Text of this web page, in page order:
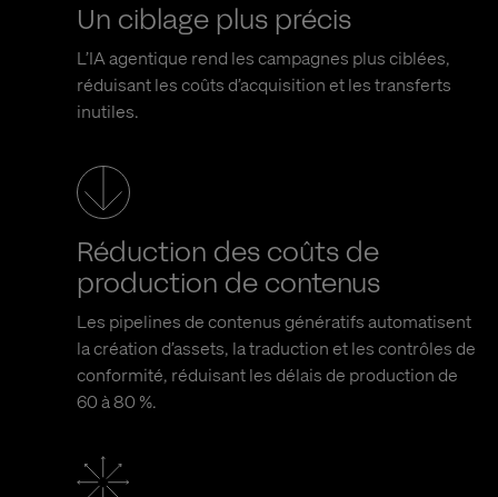
Un ciblage plus précis
L’IA agentique rend les campagnes plus ciblées,
réduisant les coûts d’acquisition et les transferts
inutiles.
Réduction des coûts de
production de contenus
Les pipelines de contenus génératifs automatisent
la création d’assets, la traduction et les contrôles de
conformité, réduisant les délais de production de
60 à 80 %.